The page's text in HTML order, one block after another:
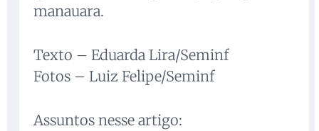
manauara.
Texto – Eduarda Lira/Seminf
Fotos – Luiz Felipe/Seminf
Assuntos nesse artigo: